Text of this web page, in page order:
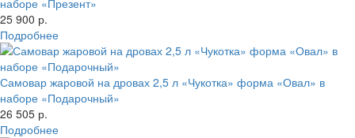
25 900 р.
Подробнее
Самовар жаровой на дровах 2,5 л «Чукотка» форма «Овал» в
наборе «Подарочный»
26 505 р.
Подробнее